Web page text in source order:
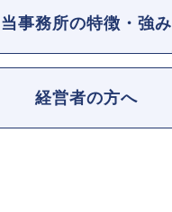
当事務所の特徴・強み
経営者の方へ